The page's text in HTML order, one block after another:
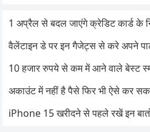
1 अप्रैल से बदल जाएंगे क्रेडिट कार्ड के
वैलेंटाइन डे पर इन गैजेट्स से करे अपने
10 हजार रुपये से कम में आने वाले बेस्ट
अकाउंट में नहीं है पैसे फिर भी ऐसे कर
iPhone 15 खरीदने से पहले रखें इन